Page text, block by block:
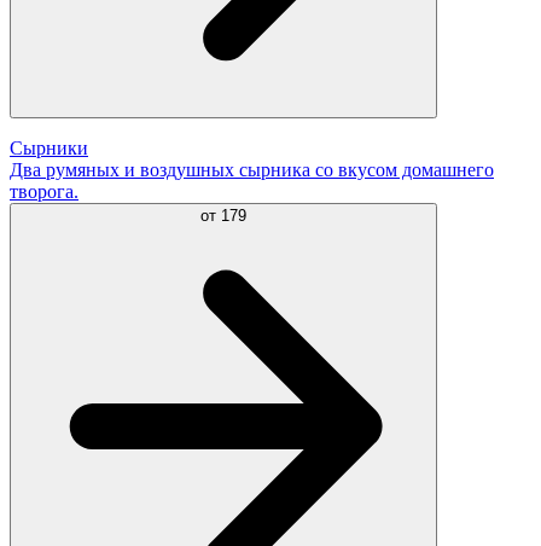
Сырники
Два румяных и воздушных сырника со вкусом домашнего
творога.
от 179